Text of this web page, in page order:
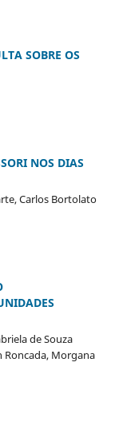
SOBRE OS
NOS DIAS
Carlos Bortolato
de Souza
Roncada, Morgana